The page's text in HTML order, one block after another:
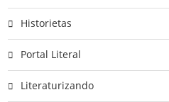
Historietas
Portal Literal
Literaturizando